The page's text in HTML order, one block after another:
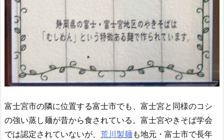
富士宮市の隣に位置する富士市でも、富士宮と同様のコシ
の強い蒸し麺が昔から食されている。富士宮やきそば学会
では認定されていないが、 荒川製麺も地元・富士市で長年